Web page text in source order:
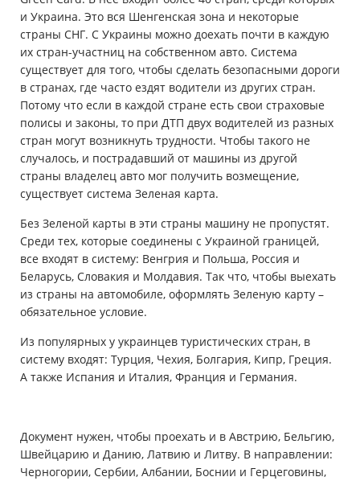
и Украина. Это вся Шенгенская зона и некоторые
страны СНГ. С Украины можно доехать почти в каждую
их стран-участниц на собственном авто. Система
существует для того, чтобы сделать безопасными дороги
в странах, где часто ездят водители из других стран.
Потому что если в каждой стране есть свои страховые
полисы и законы, то при ДТП двух водителей из разных
стран могут возникнуть трудности. Чтобы такого не
случалось, и пострадавший от машины из другой
страны владелец авто мог получить возмещение,
существует система Зеленая карта.
Без Зеленой карты в эти страны машину не пропустят.
Среди тех, которые соединены с Украиной границей,
все входят в систему: Венгрия и Польша, Россия и
Беларусь, Словакия и Молдавия. Так что, чтобы выехать
из страны на автомобиле, оформлять Зеленую карту –
обязательное условие.
Из популярных у украинцев туристических стран, в
систему входят: Турция, Чехия, Болгария, Кипр, Греция.
А также Испания и Италия, Франция и Германия.
Документ нужен, чтобы проехать и в Австрию, Бельгию,
Швейцарию и Данию, Латвию и Литву. В направлении:
Черногории, Сербии, Албании, Боснии и Герцеговины,